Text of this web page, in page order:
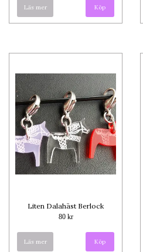
Läs mer Köp
Liten Dalahäst Berlock
80 kr
Läs mer Köp